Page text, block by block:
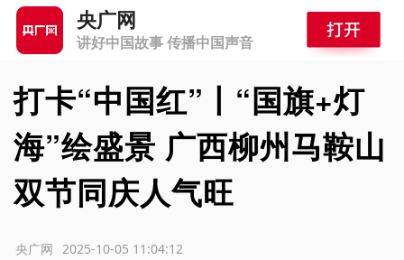
央广网
讲好中国故事 传播中国声音
打卡“中国红”丨“国旗+灯
海”绘盛景 广西柳州马鞍山
双节同庆人气旺
2025-10-05 11:04:12
央广网